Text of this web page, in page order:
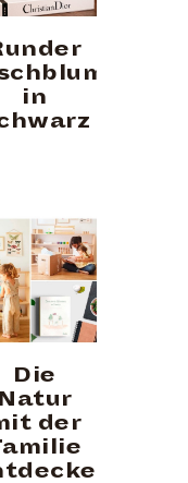
in
Die
Natur
der